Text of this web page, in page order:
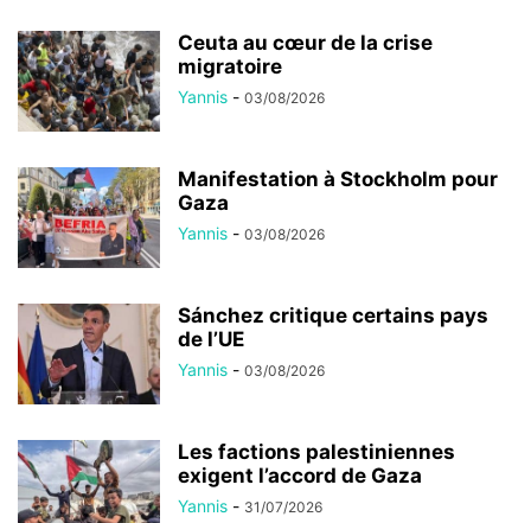
Ceuta au cœur de la crise
migratoire
Yannis - 03/08/2026
Manifestation à Stockholm pour
Gaza
Yannis - 03/08/2026
Sánchez critique certains pays
de l’UE
Yannis - 03/08/2026
Les factions palestiniennes
exigent l’accord de Gaza
Yannis - 31/07/2026